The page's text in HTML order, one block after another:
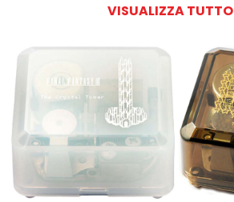
VISUALIZZA TUTTO